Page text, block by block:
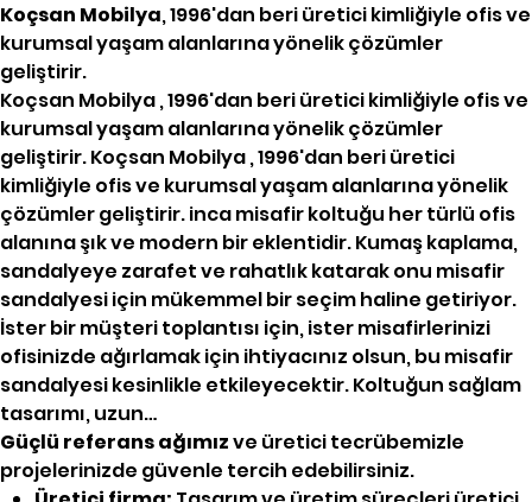
Koçsan Mobilya, 1996'dan beri üretici kimliğiyle ofis ve
kurumsal yaşam alanlarına yönelik çözümler
geliştirir.
Koçsan Mobilya , 1996'dan beri üretici kimliğiyle ofis ve
kurumsal yaşam alanlarına yönelik çözümler
geliştirir. Koçsan Mobilya , 1996'dan beri üretici
kimliğiyle ofis ve kurumsal yaşam alanlarına yönelik
çözümler geliştirir. inca misafir koltuğu her türlü ofis
alanına şık ve modern bir eklentidir. Kumaş kaplama,
sandalyeye zarafet ve rahatlık katarak onu misafir
sandalyesi için mükemmel bir seçim haline getiriyor.
İster bir müşteri toplantısı için, ister misafirlerinizi
ofisinizde ağırlamak için ihtiyacınız olsun, bu misafir
sandalyesi kesinlikle etkileyecektir. Koltuğun sağlam
tasarımı, uzun…
Güçlü referans ağımızve üretici tecrübemizle
projelerinizde güvenle tercih edebilirsiniz.